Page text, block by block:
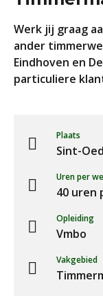
Werk jij graag
ander
Eindhoven en
particuliere
Plaats
Sint-
Uren per
40 uren
Opleiding
Vmbo
Vakgebied